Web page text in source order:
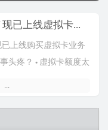
冬梅的小铺 现已上线虚拟卡业务
上线购买虚拟卡业务
头疼？ • 虚拟卡额度太